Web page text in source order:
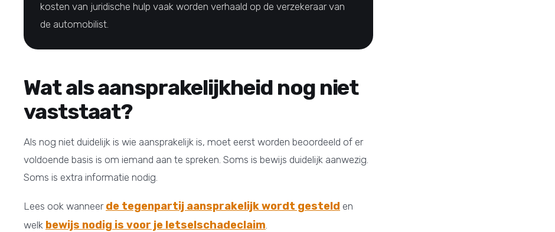
kosten van juridische hulp vaak worden verhaald op de verzekeraar van
de automobilist.
Wat als aansprakelijkheid nog niet
vaststaat?
Als nog niet duidelijk is wie aansprakelijk is, moet eerst worden beoordeeld of er
voldoende basis is om iemand aan te spreken. Soms is bewijs duidelijk aanwezig.
Soms is extra informatie nodig.
Lees ook wanneer de tegenpartij aansprakelijk wordt gesteld en
welk bewijs nodig is voor je letselschadeclaim.